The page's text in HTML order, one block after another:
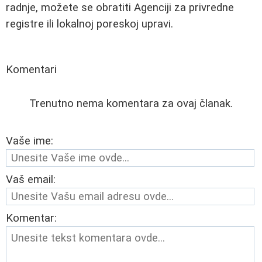
radnje, možete se obratiti Agenciji za privredne
registre ili lokalnoj poreskoj upravi.
Komentari
Trenutno nema komentara za ovaj članak.
Vaše ime:
Vaš email:
Komentar: